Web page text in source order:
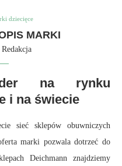
dziecięce
MARKI
Redakcja
na rynku
i na świecie
sieć sklepów obuwniczych
marki pozwala dotrzeć do
Deichmann znajdziemy